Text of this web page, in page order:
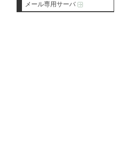
メール専用サーバ